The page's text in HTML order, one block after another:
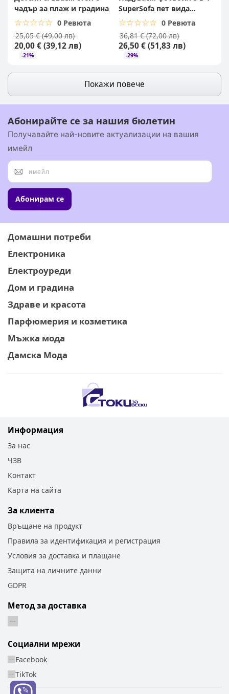
чадър за плаж и градина
☆☆☆☆☆
★★★★★ 0 Ревюта
25,05 € (49,00 лв)
20,00 € (39,12 лв)
-21%
SuperSofa пет вида
комфорт в едно удобно
☆☆☆☆☆
★★★★★ 0 Ревюта
36,81 € (72,00 лв)
26,50 € (51,83 лв)
-29%
Покажи повече
Абонирайте се за нашия бюлетин
Получавайте най-новите актуализации на вашия
имейл
Абонирам се
Домашни потреби
Електроника
Електроуреди
Дом и градина
Здраве и красота
Парфюмерия и козметика
Мъжка мода
Дамска Мода
Информация
За нас
ЧЗВ
Контакт
Карта на сайта
За клиента
Връщане на продукт
Правила за идентификация и регистрация
Условия за доставка и плащане
Защита на личните данни
GDPR
Метод за доставка
Социални мрежи
Facebook
TikTok